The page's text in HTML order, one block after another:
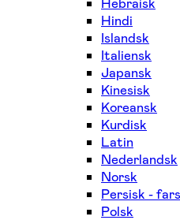
Hindi
Islandsk
Italiensk
Japansk
Kinesisk
Koreansk
Kurdisk
Latin
Nederlandsk
Norsk
Persisk -
Polsk